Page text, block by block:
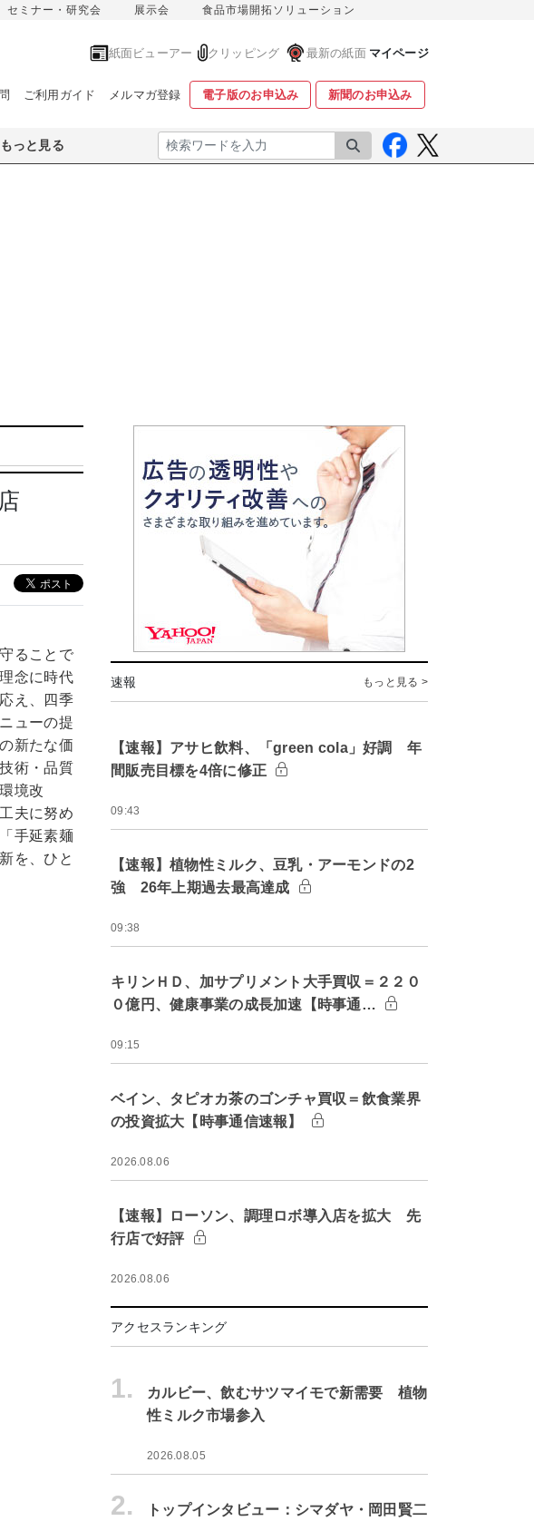
セミナー・研究会 展示会 食品市場開拓ソリューション
紙面ビューアー クリッピング 最新の紙面 マイページ
ご利用ガイド メルマガ登録 電子版のお申込み 新聞のお申込み
もっと見る 検索
店
ることで
念に時代
え、四季
ューの提
新たな価
術・品質
境改
夫に努め
手延素麺
を、ひと
速報 もっと見る >
【速報】アサヒ飲料、「green cola」好調 年
間販売目標を4倍に修正
09:43
【速報】植物性ミルク、豆乳・アーモンドの2
強 26年上期過去最高達成
09:38
キリンＨＤ、加サプリメント大手買収＝２２０
０億円、健康事業の成長加速【時事通…
09:15
ベイン、タピオカ茶のゴンチャ買収＝飲食業界
の投資拡大【時事通信速報】
2026.08.06
【速報】ローソン、調理ロボ導入店を拡大 先
行店で好評
2026.08.06
アクセスランキング
1.
カルビー、飲むサツマイモで新需要 植物
性ミルク市場参入
2026.08.05
2.
トップインタビュー：シマダヤ・岡田賢二